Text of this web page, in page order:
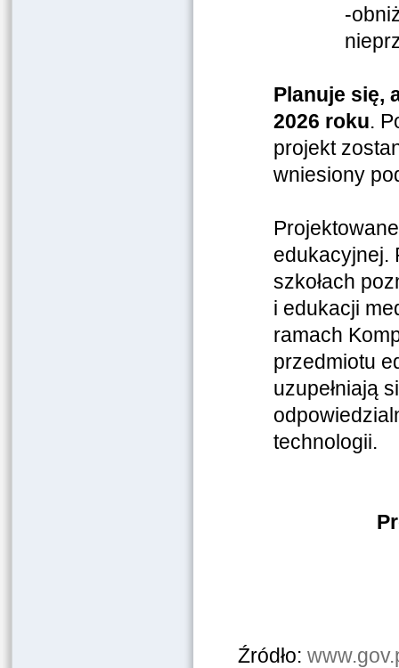
-
Planuje się,
2026 roku.
projekt
wniesiony
edukacyjnej.
szkołach
i edukacji
ramach
przedmiotu
uzupełniają
technologii.
Źródło: